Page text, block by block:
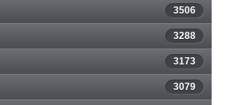
3506
3288
3173
3079